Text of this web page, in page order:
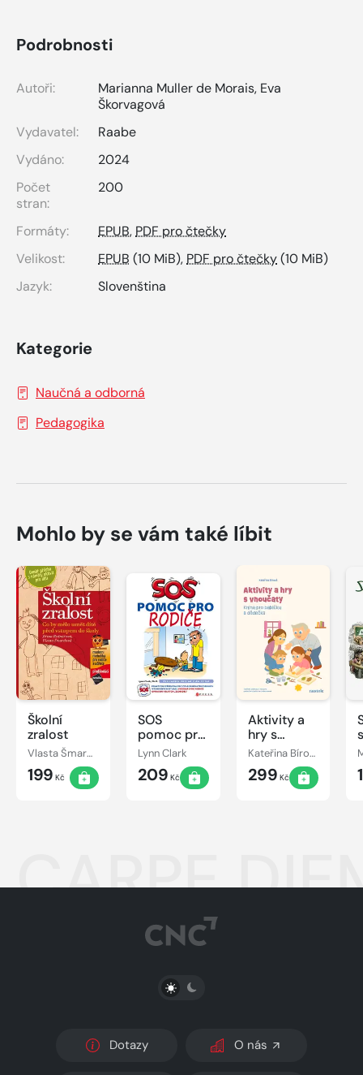
Podrobnosti
Autoři:
Marianna Muller de Morais, Eva
Škorvagová
Vydavatel:
Raabe
Vydáno:
2024
Počet
stran:
200
Formáty: EPUB, PDF pro čtečky
Velikost:
EPUB (10 MiB), PDF pro čtečky(10 MiB)
Jazyk:
Slovenština
Kategorie
Naučná a odborná
Pedagogika
Mohlo by se vám také líbit
Školní
zralost
Vlasta Šmardová, Jiřina Bednářová
199 Kč
SOS
pomoc pro
rodiče
Lynn Clark
209 Kč
Aktivity a
hry s
vnoučaty Kateřina Bírová
299 Kč
CARPE
PŘEPNOUT SVĚTLÝ/TMAVÝ REŽIM
Dotazy O nás